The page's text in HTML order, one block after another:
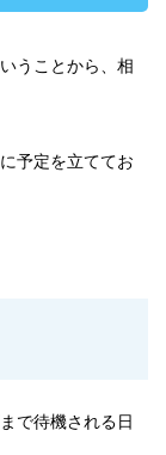
うことから、相
予定を立ててお
で待機される日